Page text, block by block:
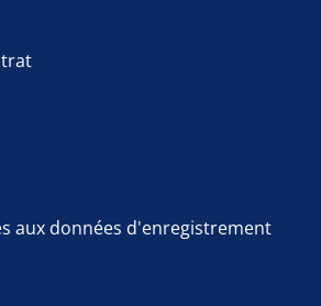
aux données d'enregistrement